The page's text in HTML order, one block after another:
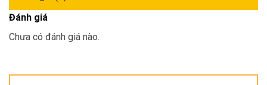
Đánh giá
Chưa có đánh giá nào.